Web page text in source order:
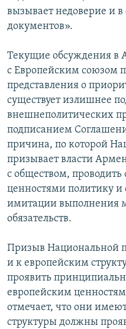
вызывает недоверие и
документов».
Текущие обсуждения в
с Европейским союзом
представления о
существует излишнее
внешнеполитических
подписанием
причина, по которой
призывает власти
с обществом,
ценностями политику и
имитации выполнения
обязательств.
Призыв Национальной
и к европейским
проявить
европейским
отмечает, что они
структуры должны